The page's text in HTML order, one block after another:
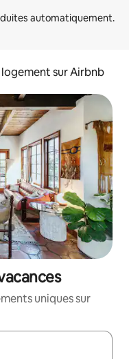
sur Airbnb
uniques sur
les flèches vers le